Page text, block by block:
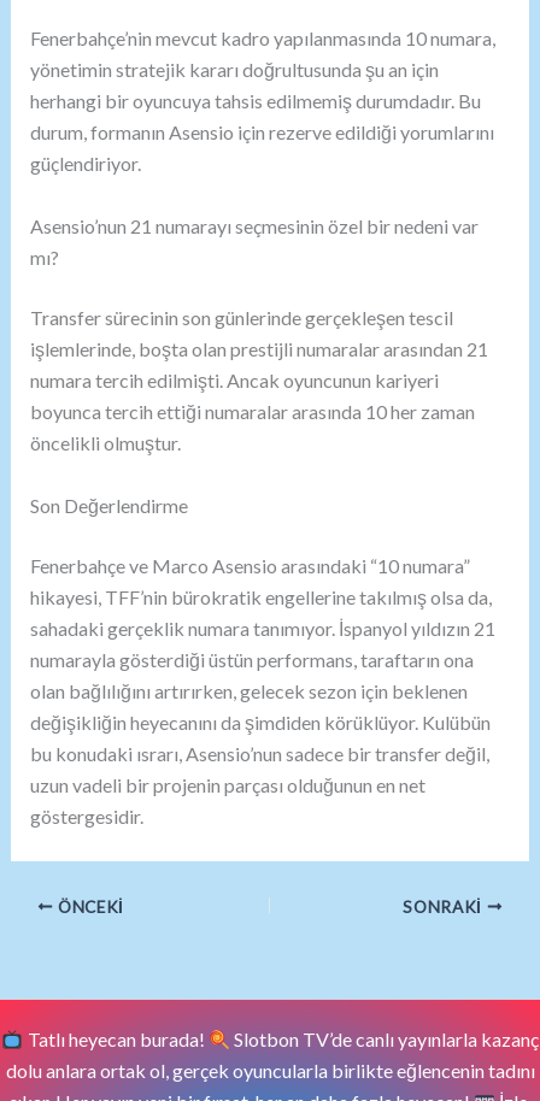
Fenerbahçe’nin mevcut kadro yapılanmasında 10 numara,
yönetimin stratejik kararı doğrultusunda şu an için
herhangi bir oyuncuya tahsis edilmemiş durumdadır. Bu
durum, formanın Asensio için rezerve edildiği yorumlarını
güçlendiriyor.
Asensio’nun 21 numarayı seçmesinin özel bir nedeni var
mı?
Transfer sürecinin son günlerinde gerçekleşen tescil
işlemlerinde, boşta olan prestijli numaralar arasından 21
numara tercih edilmişti. Ancak oyuncunun kariyeri
boyunca tercih ettiği numaralar arasında 10 her zaman
öncelikli olmuştur.
Son Değerlendirme
Fenerbahçe ve Marco Asensio arasındaki “10 numara”
hikayesi, TFF’nin bürokratik engellerine takılmış olsa da,
sahadaki gerçeklik numara tanımıyor. İspanyol yıldızın 21
numarayla gösterdiği üstün performans, taraftarın ona
olan bağlılığını artırırken, gelecek sezon için beklenen
değişikliğin heyecanını da şimdiden körüklüyor. Kulübün
bu konudaki ısrarı, Asensio’nun sadece bir transfer değil,
uzun vadeli bir projenin parçası olduğunun en net
göstergesidir.
ÖNCEKI SONRAKI
Tatlı heyecan burada!
Slotbon TV’de canlı yayınlarla kazanç
dolu anlara ortak ol, gerçek oyuncularla birlikte eğlencenin tadını